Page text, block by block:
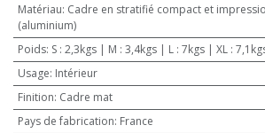
Matériau: Cadre en stratifié compact et
(aluminium)
Poids: S : 2,3kgs | M : 3,4kgs | L : 7kgs | XL :
Usage: Intérieur
Finition: Cadre mat
Pays de fabrication: France